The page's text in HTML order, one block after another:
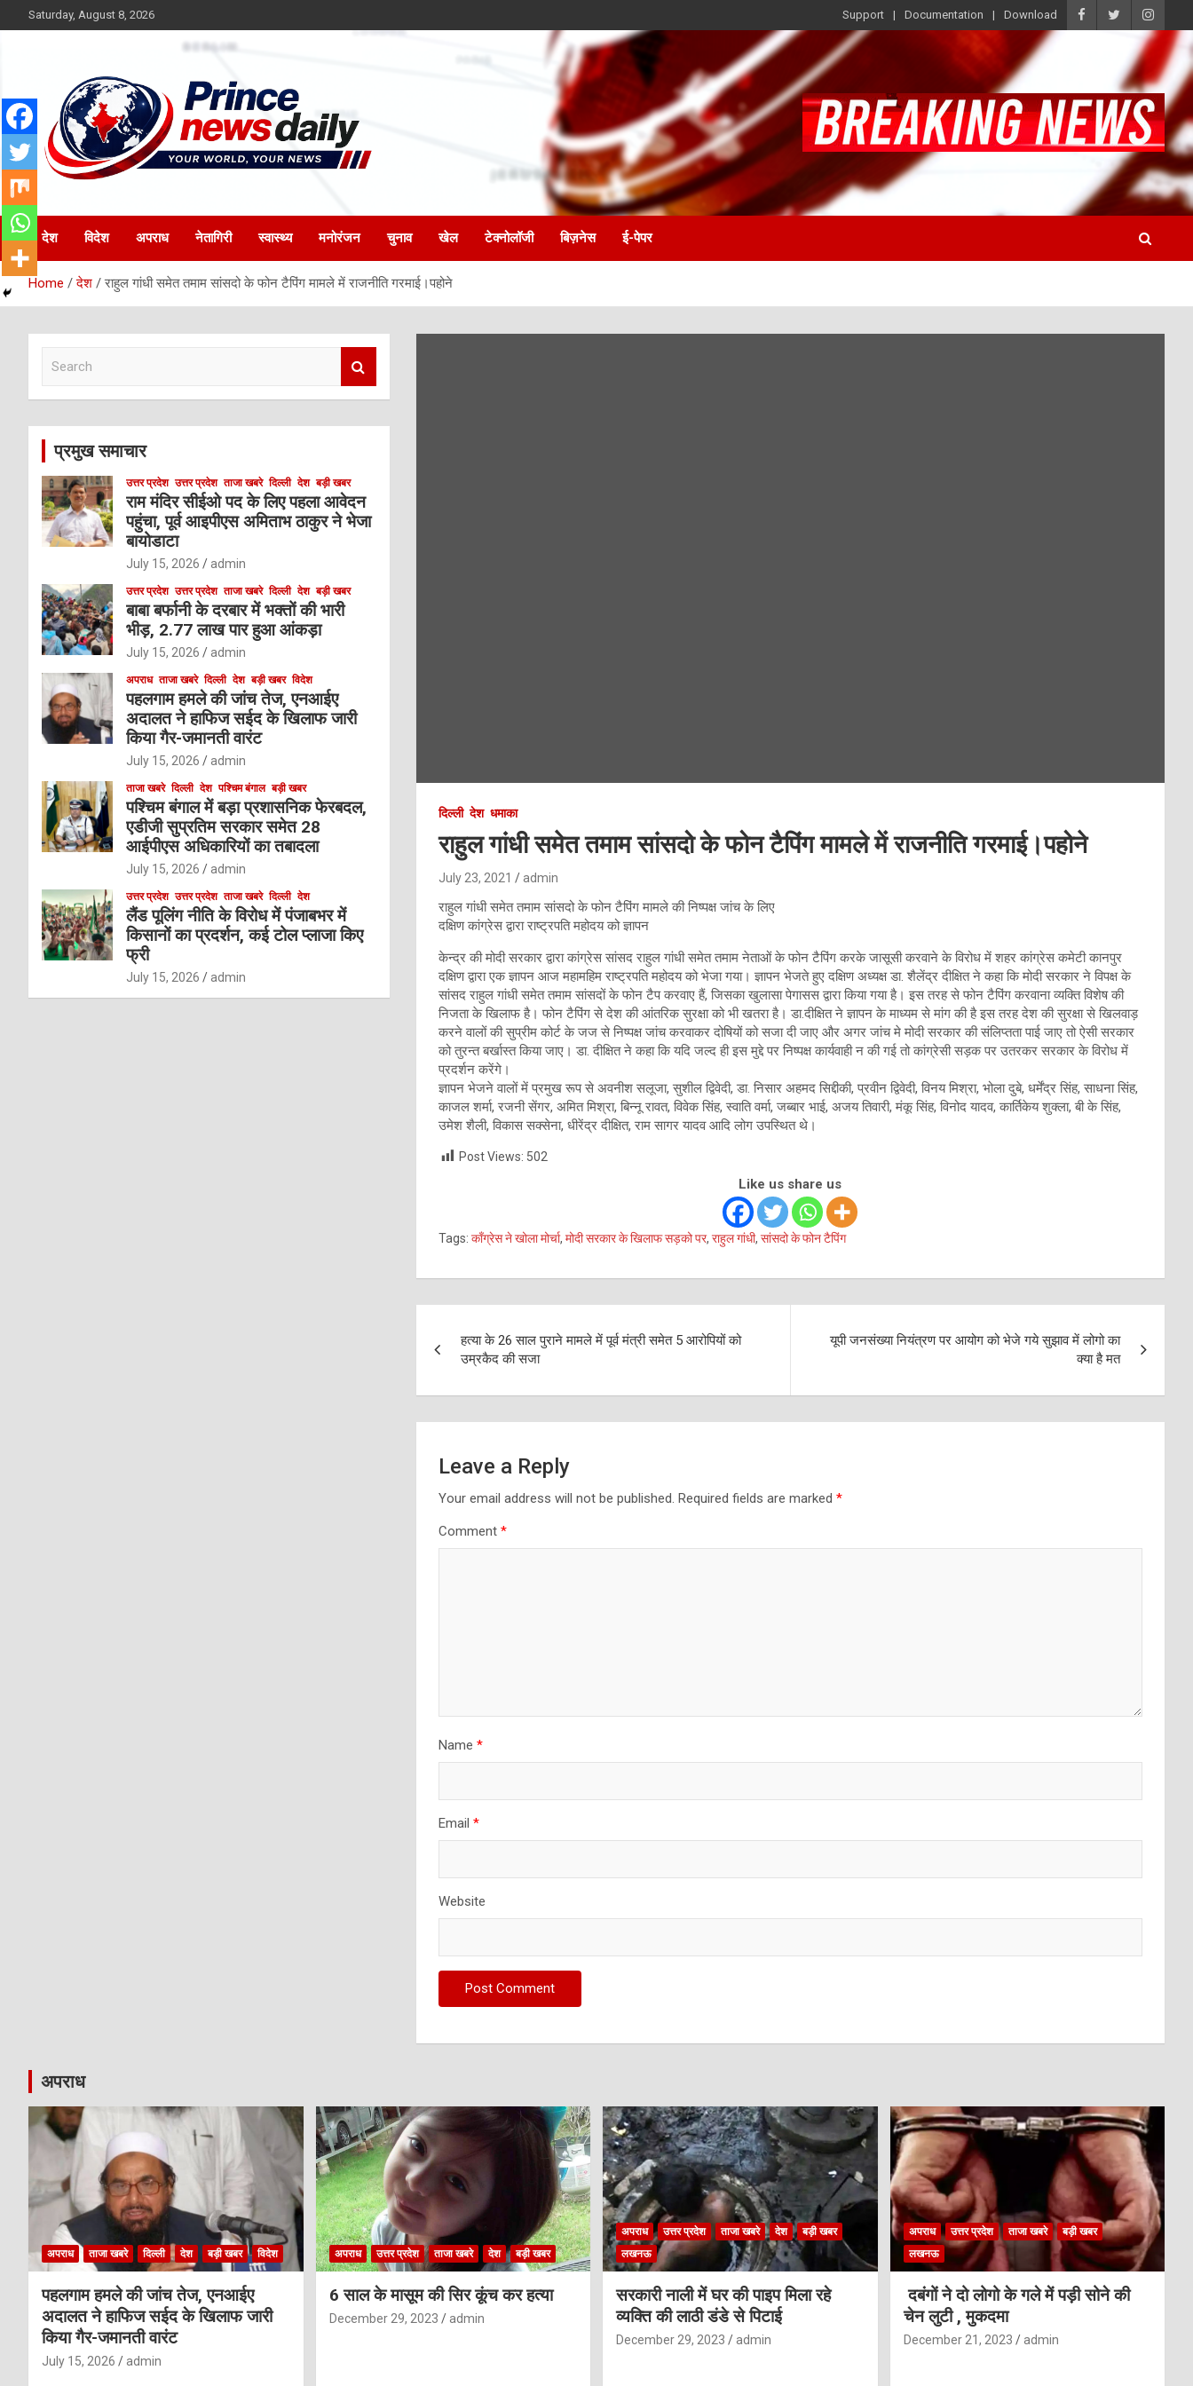
to
Saturday, August 8, 2026 Support Documentation Download
Princenews Daily
देश विदेश अपराध नेतागिरी स्वास्थ्य मनोरंजन चुनाव खेल टेक्नोलॉजी बिज़नेस ई-पेपर
Home देश राहुल गांधी समेत तमाम सांसदो के फोन टैपिंग मामले में राजनीति गरमाई।पहोने
दिल्ली देश धमाका
राहुल गांधी समेत तमाम सांसदो के फोन टैपिंग मामले में राजनीति गरमाई।पहोने
July 23, 2021 admin
राहुल गांधी समेत तमाम सांसदो के फोन टैपिंग मामले की निष्पक्ष जांच के लिए
दक्षिण कांग्रेस द्वारा राष्ट्रपति महोदय को ज्ञापन
केन्द्र की मोदी सरकार द्वारा कांग्रेस सांसद राहुल गांधी समेत तमाम नेताओं के फोन टैपिंग करके जासूसी करवाने के विरोध में शहर कांग्रेस कमेटी कानपुर
दक्षिण द्वारा एक ज्ञापन आज महामहिम राष्ट्रपति महोदय को भेजा गया। ज्ञापन भेजते हुए दक्षिण अध्यक्ष डा. शैलेंद्र दीक्षित ने कहा कि मोदी सरकार ने विपक्ष के
सांसद राहुल गांधी समेत तमाम सांसदों के फोन टैप करवाए हैं, जिसका खुलासा पेगासस द्वारा किया गया है। इस तरह से फोन टैपिंग करवाना व्यक्ति विशेष की
निजता के खिलाफ है। फोन टैपिंग से देश की आंतरिक सुरक्षा को भी खतरा है। डा.दीक्षित ने ज्ञापन के माध्यम से मांग की है इस तरह देश की सुरक्षा से खिलवाड़
करने वालों की सुप्रीम कोर्ट के जज से निष्पक्ष जांच करवाकर दोषियों को सजा दी जाए और अगर जांच मे मोदी सरकार की संलिप्तता पाई जाए तो ऐसी सरकार
को तुरन्त बर्खास्त किया जाए। डा. दीक्षित ने कहा कि यदि जल्द ही इस मुद्दे पर निष्पक्ष कार्यवाही न की गई तो कांग्रेसी सड़क पर उतरकर सरकार के विरोध में
प्रदर्शन करेंगे।
ज्ञापन भेजने वालों में प्रमुख रूप से अवनीश सलूजा, सुशील द्विवेदी, डा. निसार अहमद सिद्दीकी, प्रवीन द्विवेदी, विनय मिश्रा, भोला दुबे, धर्मेंद्र सिंह, साधना सिंह,
काजल शर्मा, रजनी सेंगर, अमित मिश्रा, बिन्नू रावत, विवेक सिंह, स्वाति वर्मा, जब्बार भाई, अजय तिवारी, मंकू सिंह, विनोद यादव, कार्तिकेय शुक्ला, बी के सिंह,
उमेश शैली, विकास सक्सेना, धीरेंद्र दीक्षित, राम सागर यादव आदि लोग उपस्थित थे।
Post Views: 502
Like us share us
Tags: काँग्रेस ने खोला मोर्चा, मोदी सरकार के खिलाफ सड़को पर, राहुल गांधी, सांसदो के फोन टैपिंग
navigation
हत्या के 26 साल पुराने मामले में पूर्व मंत्री समेत 5 आरोपियों को
उम्रकैद की सजा
यूपी जनसंख्या नियंत्रण पर आयोग को भेजे गये सुझाव में लोगो का
क्या है मत
Leave a Reply
Your email address will not be published. Required fields are marked *
Comment *
Name *
Email *
Website
c
प्रमुख समाचार
उत्तर प्रदेश उत्तर प्रदेश ताजा खबरे दिल्ली देश बड़ी खबर
राम मंदिर सीईओ पद के लिए पहला आवेदन
पहुंचा, पूर्व आइपीएस अमिताभ ठाकुर ने भेजा
बायोडाटा
July 15, 2026 admin
उत्तर प्रदेश उत्तर प्रदेश ताजा खबरे दिल्ली देश बड़ी खबर
बाबा बर्फानी के दरबार में भक्तों की भारी
भीड़, 2.77 लाख पार हुआ आंकड़ा
July 15, 2026 admin
अपराध ताजा खबरे दिल्ली देश बड़ी खबर विदेश
पहलगाम हमले की जांच तेज, एनआईए
अदालत ने हाफिज सईद के खिलाफ जारी
किया गैर-जमानती वारंट
July 15, 2026 admin
ताजा खबरे दिल्ली देश पश्चिम बंगाल बड़ी खबर
पश्चिम बंगाल में बड़ा प्रशासनिक फेरबदल,
एडीजी सुप्रतिम सरकार समेत 28
आईपीएस अधिकारियों का तबादला
July 15, 2026 admin
उत्तर प्रदेश उत्तर प्रदेश ताजा खबरे दिल्ली देश
लैंड पूलिंग नीति के विरोध में पंजाबभर में
किसानों का प्रदर्शन, कई टोल प्लाजा किए
फ्री
July 15, 2026 admin
अपराध
अपराध ताजा खबरे दिल्ली देश बड़ी खबर विदेश
पहलगाम हमले की जांच तेज, एनआईए
अदालत ने हाफिज सईद के खिलाफ जारी
किया गैर-जमानती वारंट
July 15, 2026 admin
अपराध उत्तर प्रदेश ताजा खबरे देश बड़ी खबर
6 साल के मासूम की सिर कूंच कर हत्या
December 29, 2023 admin
अपराध उत्तर प्रदेश ताजा खबरे देश
बड़ी खबर
लखनऊ
सरकारी नाली में घर की पाइप मिला रहे
व्यक्ति की लाठी डंडे से पिटाई
December 29, 2023 admin
अपराध उत्तर प्रदेश ताजा खबरे
बड़ी खबर
लखनऊ
दबंगों ने दो लोगो के गले में पड़ी सोने की
चेन लुटी , मुकदमा
December 21, 2023 admin